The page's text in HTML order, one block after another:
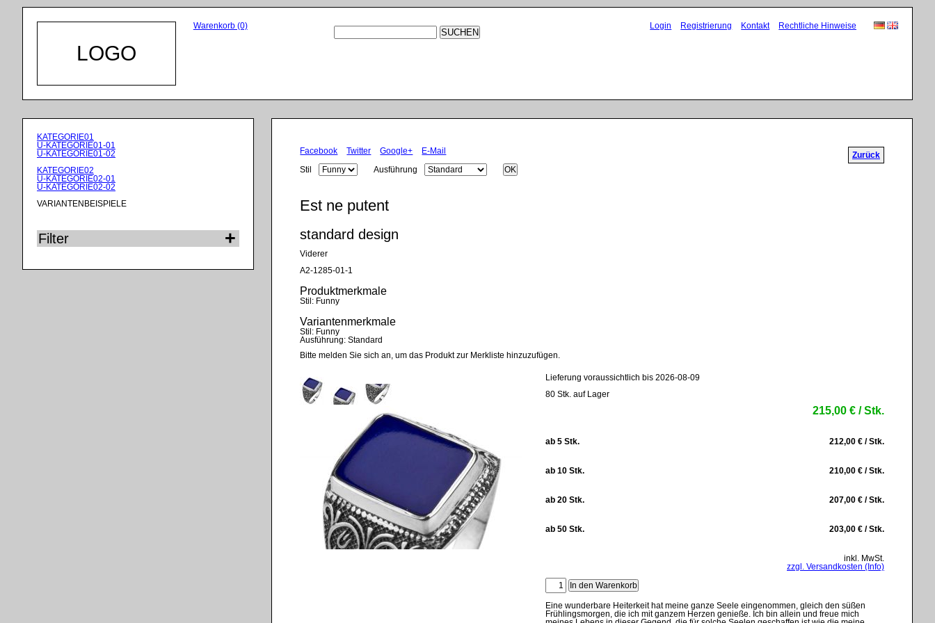
LOGO
Navigation
Login Registrierung Kontakt Rechtliche Hinweise
Warenkorb (0)
Navigation
überspringen
KATEGORIE01
U-KATEGORIE01-01
U-KATEGORIE01-02
KATEGORIE02
U-KATEGORIE02-01
U-KATEGORIE02-02
VARIANTENBEISPIELE
Filter
Zurück
Facebook Twitter Google+
E-Mail
Stil
Ausführung
Est ne putent
standard design
Viderer
A2-1285-01-1
Produktmerkmale
Stil: Funny
Variantenmerkmale
Stil: Funny
Ausführung: Standard
Bitte melden Sie sich an, um das Produkt zur Merkliste hinzuzufügen.
Lieferung voraussichtlich bis 2026-08-09
80 Stk. auf Lager
215,00 € / Stk.
ab 5 Stk. 212,00 € / Stk.
ab 10 Stk. 210,00 € / Stk.
ab 20 Stk. 207,00 € / Stk.
ab 50 Stk. 203,00 € / Stk.
inkl. MwSt.
zzgl. Versandkosten (Info)
Eine wunderbare Heiterkeit hat meine ganze Seele eingenommen, gleich den süßen
Frühlingsmorgen, die ich mit ganzem Herzen genieße. Ich bin allein und freue mich